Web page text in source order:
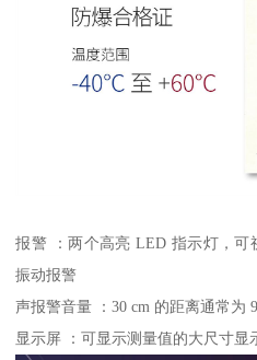
报警 ：两个高亮 LED 指示灯，可
振动报警
声报警音量 ：30 cm 的距离通常为
显示屏 ：可显示测量值的大尺寸显